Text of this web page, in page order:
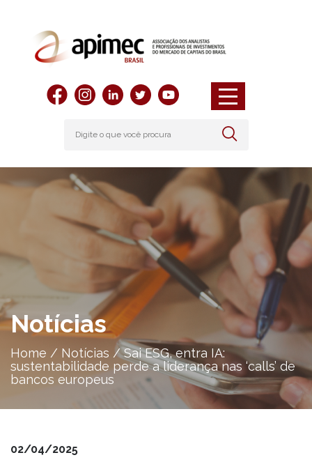
Notícias
Home / Notícias /Sai ESG, entra IA:
sustentabilidade perde a liderança nas ‘calls’ de
bancos europeus
02/04/2025